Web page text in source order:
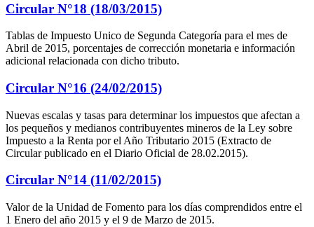
Circular N°18 (18/03/2015)
Tablas de Impuesto Unico de Segunda Categoría para el mes de
Abril de 2015, porcentajes de corrección monetaria e información
adicional relacionada con dicho tributo.
Circular N°16 (24/02/2015)
Nuevas escalas y tasas para determinar los impuestos que afectan a
los pequeños y medianos contribuyentes mineros de la Ley sobre
Impuesto a la Renta por el Año Tributario 2015 (Extracto de
Circular publicado en el Diario Oficial de 28.02.2015).
Circular N°14 (11/02/2015)
Valor de la Unidad de Fomento para los días comprendidos entre el
1 Enero del año 2015 y el 9 de Marzo de 2015.